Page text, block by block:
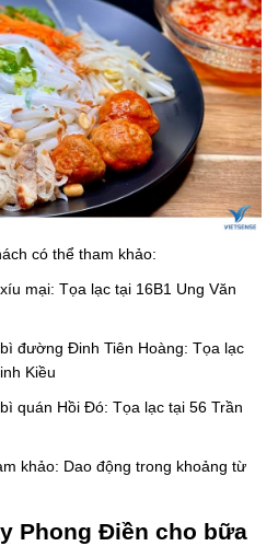
có thể tham khảo:
mại: Tọa lạc tại 16B1 Ung Văn
đường Đinh Tiên Hoàng: Tọa lạc
Kiều
quán Hồi Đó: Tọa lạc tại 56 Trần
khảo: Dao động trong khoảng từ
Phong Điền cho bữa